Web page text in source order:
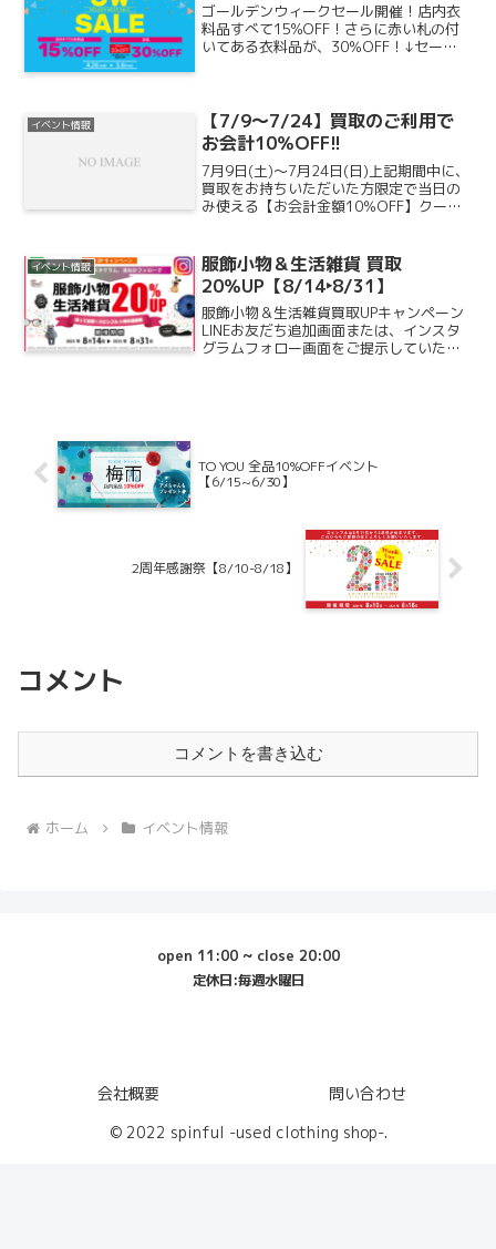
ゴールデンウィークセール開催！店内衣
料品すべて15%OFF！さらに赤い札の付
いてある衣料品が、30％OFF！↓セール
で...
イベント情報
【7/9～7/24】買取のご利用で
お会計10％OFF!!
7月9日(土)～7月24日(日)上記期間中に、
買取をお持ちいただいた方限定で当日の
み使える【お会計金額10％OFF】クーポ
す。小物類 買取20％UPキャンペーン 同
時...
イベント情報
服飾小物＆生活雑貨 買取
20％UP【8/14‣8/31】
服飾小物＆生活雑貨買取UPキャンペーン
LINEお友だち追加画面または、インスタ
グラムフォロー画面をご提示していただ
TO YOU 全品10%OFFイベント
【6/15~6/30】
2周年感謝祭【8/10-8/18】
コメント
コメントを書き込む
ホーム イベント情報
open 11:00 ~ close 20:00
定休日:毎週水曜日
会社概要
問い合わせ
© 2022 spinful -used clothing shop-.